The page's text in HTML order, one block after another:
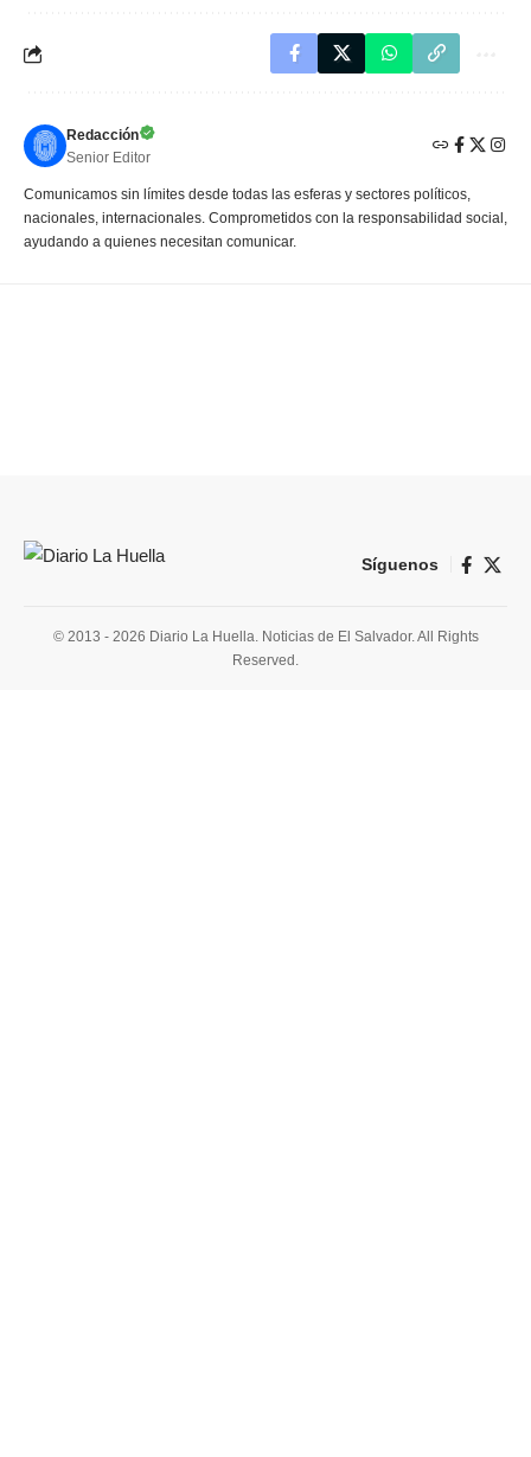
Redacción
Senior Editor
Comunicamos sin límites desde todas las esferas y sectores políticos,
nacionales, internacionales. Comprometidos con la responsabilidad social,
ayudando a quienes necesitan comunicar.
Síguenos
© 2013 - 2026 Diario La Huella. Noticias de El Salvador. All Rights
Reserved.